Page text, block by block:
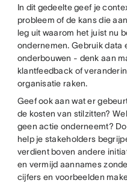
In dit gedeelte geef je
probleem of de kans die
leg uit waarom het juist nu
ondernemen. Gebruik data
onderbouwen - denk aan
klantfeedback of
organisatie raken.
Geef ook aan wat er
de kosten van stilzitten?
geen actie onderneemt?
help je stakeholders
verdient boven andere
en vermijd aannames
cijfers en voorbeelden